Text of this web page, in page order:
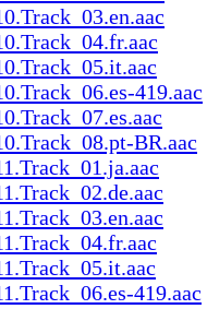
419.aac
BR.aac
419.aac